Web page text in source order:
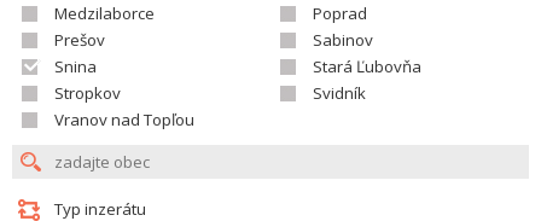
Medzilaborce
Poprad
Prešov
Sabinov
Snina
Stará Ľubovňa
Stropkov
Svidník
Vranov nad Topľou
Typ inzerátu